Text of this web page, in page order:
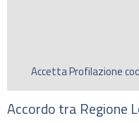
AccettaProfilazione
Accordo tra Regione